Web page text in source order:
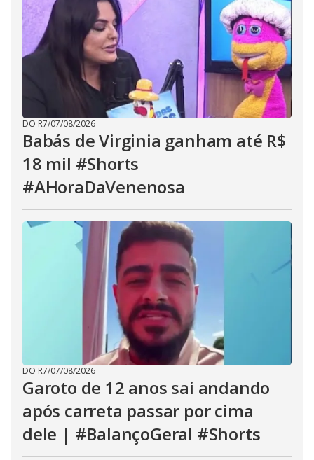
DO R7/07/08/2026
Babás de Virginia ganham até R$
18 mil #Shorts
#AHoraDaVenenosa
DO R7/07/08/2026
Garoto de 12 anos sai andando
após carreta passar por cima
dele | #BalançoGeral #Shorts